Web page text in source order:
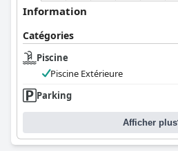
Information
Catégories
Piscine
Piscine Extérieure
Parking
Afficher plus